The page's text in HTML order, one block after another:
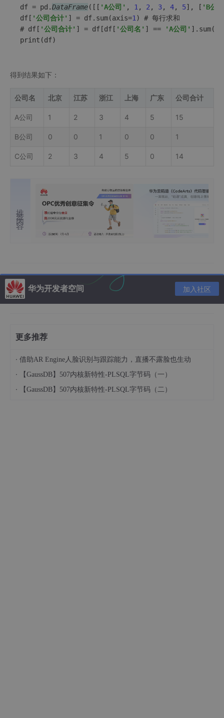
df = pd.DataFrame([[ 'A公司' , 1 , 2 , 3, 4, 5], [ 'B公
df[ '公司合计' ] = df.sum(axis=1 ) # 每行求和
# df[ '公司合计' ] = df[df[ '公司名' ] == 'A公司'
得到结果如下：
公司名 北京 江苏 浙江 上海 广东 公司合计
A公司 1 2 3 4 5 15
B公司 0 0 1 0 0 1
C公司 2 3 4 5 0 14
推荐内容
华为开发者空间 加入社区
更多推荐
· 借助AR Engine人脸识别与跟踪能力，直播不露脸也生动
· 【GaussDB】507内核新特性-PLSQL字节码（一）
· 【GaussDB】507内核新特性-PLSQL字节码（二）